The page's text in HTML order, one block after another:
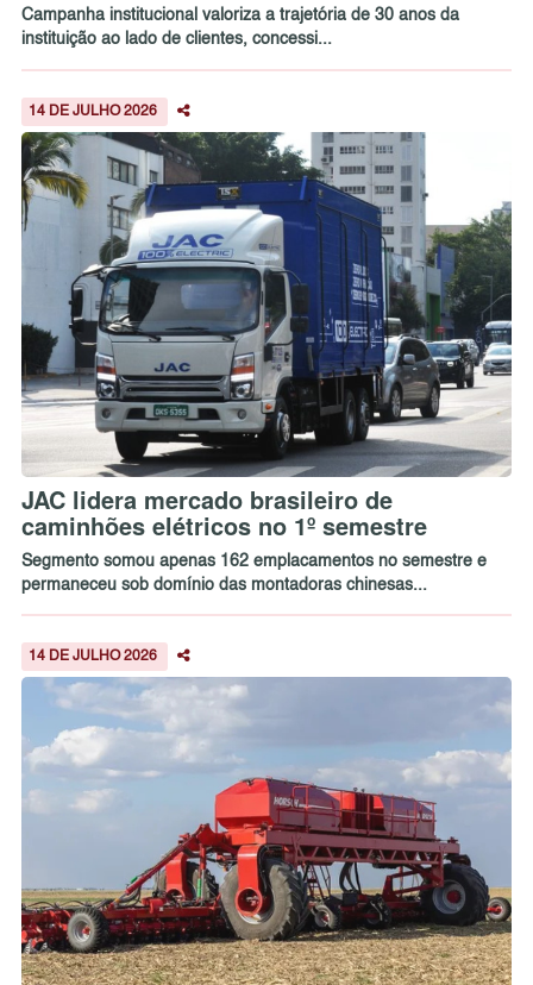
Campanha institucional valoriza a trajetória de 30 anos da
instituição ao lado de clientes, concessi...
14 DE JULHO 2026
JAC lidera mercado brasileiro de
caminhões elétricos no 1º semestre
Segmento somou apenas 162 emplacamentos no semestre e
permaneceu sob domínio das montadoras chinesas...
14 DE JULHO 2026